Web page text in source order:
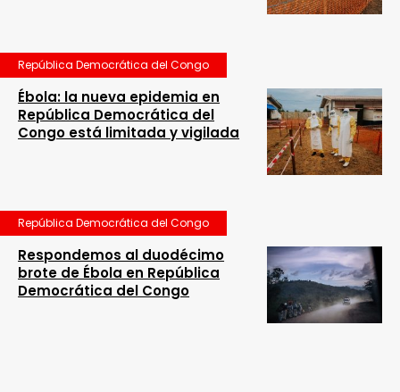
República Democrática del Congo
Ébola: la nueva epidemia en
República Democrática del
Congo está limitada y vigilada
República Democrática del Congo
Respondemos al duodécimo
brote de Ébola en República
Democrática del Congo